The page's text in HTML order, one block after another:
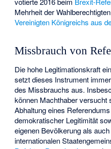
Mehrheit der
Vereinigten Königreichs aus
Missbrauch von
Die hohe Legitimationskraft
setzt dieses Instrument
des Missbrauchs aus.
können Machthaber versucht
Abhaltung eines
demokratischer Legitimität
eigenen Bevölkerung als
internationalen